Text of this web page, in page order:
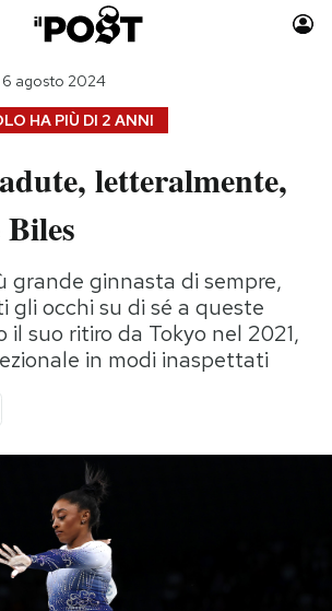
Auto
Moda
Storie/Idee
Ok Boomer!
Media
Europa
HA PIÙ DI 2 ANNI
6 agosto 2024
letteralmente,
grande ginnasta di sempre,
gli occhi su di sé a queste
il suo ritiro da Tokyo nel 2021,
in modi inaspettati